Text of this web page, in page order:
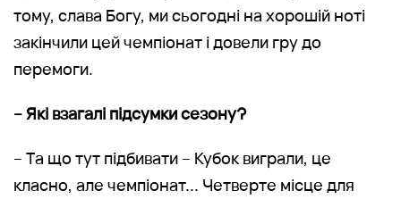
тому, слава Богу, ми сьогодні на хорошій ноті
закінчили цей чемпіонат і довели гру до
перемоги.
– Які взагалі підсумки сезону?
– Та що тут підбивати – Кубок виграли, це
класно, але чемпіонат... Четверте місце для